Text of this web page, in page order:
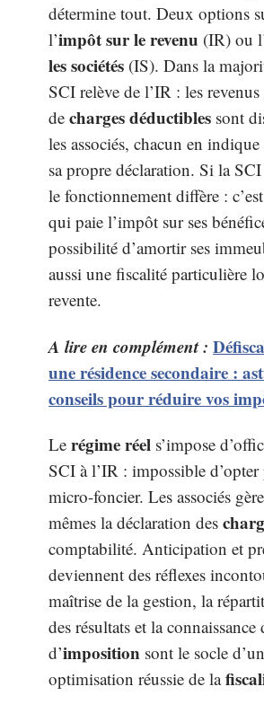
détermine tout. Deux options
l’impôt sur le revenu (IR) ou
les sociétés (IS). Dans la
SCI relève de l’IR : les
de charges déductibles sont
les associés, chacun en
sa propre déclaration. Si la
le fonctionnement diffère :
qui paie l’impôt sur ses
possibilité d’amortir ses
aussi une fiscalité particulière
revente.
A lire en complément :
une résidence secondaire :
conseils pour réduire vos
Le régime réel s’impose
SCI à l’IR : impossible
micro-foncier. Les associés
mêmes la déclaration des
comptabilité. Anticipation et
deviennent des réflexes
maîtrise de la gestion, la
des résultats et la connaissance
d’imposition sont le socle
optimisation réussie de la